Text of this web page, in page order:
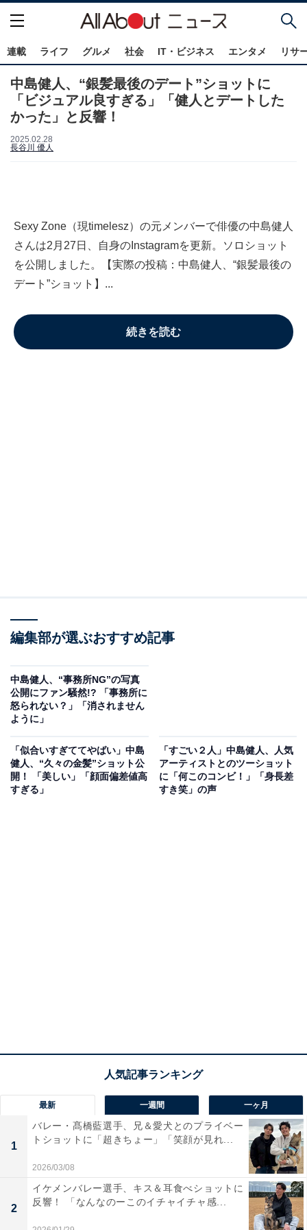
連載 ライフ グルメ 社会 IT・ビジネス エンタメ リサ
中島健人、“銀髪最後のデート”ショットに
「ビジュアル良すぎる」「健人とデートした
かった」と反響！
2025.02.28
長谷川 優人
Sexy Zone（現timelesz）の元メンバーで俳優の中島健人
さんは2月27日、自身のInstagramを更新。ソロショット
を公開しました。【実際の投稿：中島健人、“銀髪最後の
デート”ショット】...
続きを読む
編集部が選ぶおすすめ記事
中島健人、“事務所NG”の写真
公開にファン騒然!? 「事務所に
怒られない？」「消されません
ように」
「似合いすぎててやばい」中島
健人、“久々の金髪”ショット公
開！ 「美しい」「顔面偏差値高
すぎる」
「すごい２人」中島健人、人気
アーティストとのツーショット
に「何このコンビ！」「身長差
すき笑」の声
最新 一週間 一ヶ月
1
バレー・髙橋藍選手、兄＆愛犬とのプライベー
トショットに「超きちょー」「笑顔が見れ...
2026/03/08
2
イケメンバレー選手、キス＆耳食べショットに
反響！ 「なんなのーこのイチャイチャ感...